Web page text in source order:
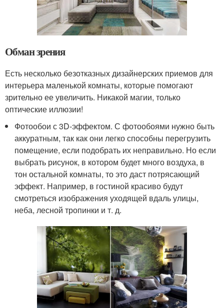
Обман зрения
Есть несколько безотказных дизайнерских приемов для
интерьера маленькой комнаты, которые помогают
зрительно ее увеличить. Никакой магии, только
оптические иллюзии!
Фотообои с 3D-эффектом. С фотообоями нужно быть
аккуратным, так как они легко способны перегрузить
помещение, если подобрать их неправильно. Но если
выбрать рисунок, в котором будет много воздуха, в
тон остальной комнаты, то это даст потрясающий
эффект. Например, в гостиной красиво будут
смотреться изображения уходящей вдаль улицы,
неба, лесной тропинки и т. д.